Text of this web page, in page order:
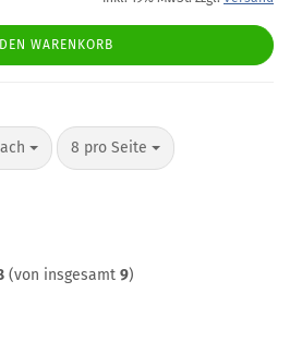
WARENKORB
8 pro Seite
pro Seite
(von insgesamt 9)